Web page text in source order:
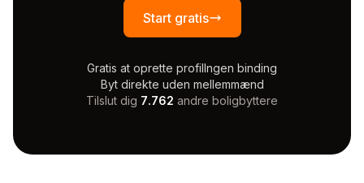
Start gratis
Gratis at oprette profilIngen binding
Byt direkte uden mellemmænd
Tilslut dig 7.762 andre boligbyttere